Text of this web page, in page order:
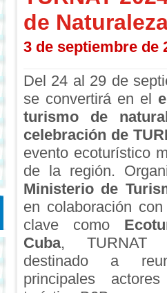
de
3 de septiembre de
Del 24 al 29 de
se convertirá en el
turismo de
celebración de
evento ecoturístico
de la región.
Ministerio de
en colaboración
clave como
Cuba, TURNAT
destinado a
principales